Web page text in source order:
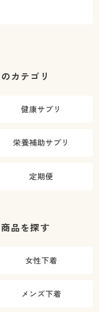
カテゴリ
健康サプリ
栄養補助サプリ
定期便
品を探す
女性下着
メンズ下着